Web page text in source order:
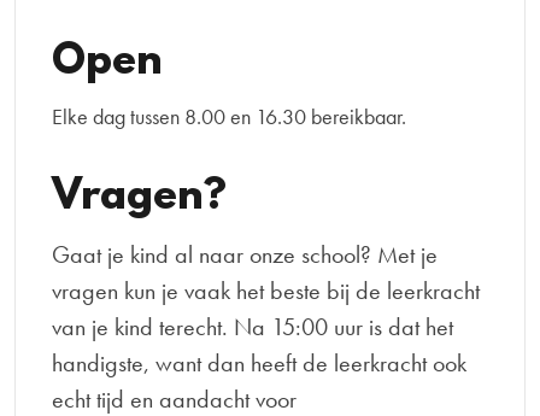
Open
Elke dag tussen 8.00 en 16.30 bereikbaar.
Vragen?
Gaat je kind al naar onze school? Met je
vragen kun je vaak het beste bij de leerkracht
van je kind terecht. Na 15:00 uur is dat het
handigste, want dan heeft de leerkracht ook
echt tijd en aandacht voor